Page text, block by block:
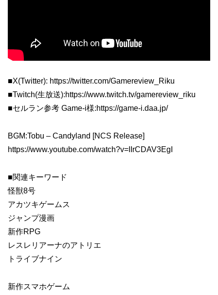
■X(Twitter): https://twitter.com/Gamereview_Riku
■Twitch(生放送):https://www.twitch.tv/gamereview_riku
■セルラン参考 Game-i様:https://game-i.daa.jp/
BGM:Tobu – Candyland [NCS Release]
https://www.youtube.com/watch?v=IIrCDAV3EgI
■関連キーワード
怪獣8号
アカツキゲームス
ジャンプ漫画
新作RPG
レスレリアーナのアトリエ
トライブナイン
新作スマホゲーム